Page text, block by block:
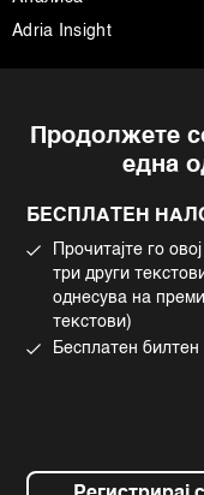
Продолжете
една
БЕСПЛАТЕН
Прочитајте го
три други
однесува на
текстови)
Бесплатен билтен
Adria Insight
Импресум
Политика на
Употреба на
©2022 - 2026 Bloomberg
BLOOMBERG logo
Bloomberg Finance
Bloomberg